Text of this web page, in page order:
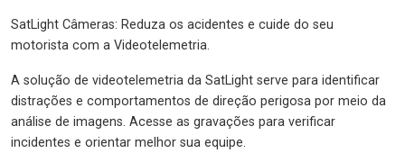
SatLight Câmeras: Reduza os acidentes e cuide do seu
motorista com a Videotelemetria.
A solução de videotelemetria da SatLight serve para identificar
distrações e comportamentos de direção perigosa por meio da
análise de imagens. Acesse as gravações para verificar
incidentes e orientar melhor sua equipe.